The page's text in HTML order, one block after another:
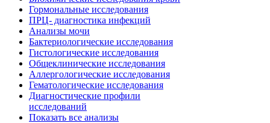
Гормональные исследования
ПРЦ- диагностика инфекций
Анализы мочи
Бактериологические исследования
Гистологические исследования
Общеклинические исследования
Аллергологические исследования
Гематологические исследования
Диагностические профили
исследований
Показать все анализы